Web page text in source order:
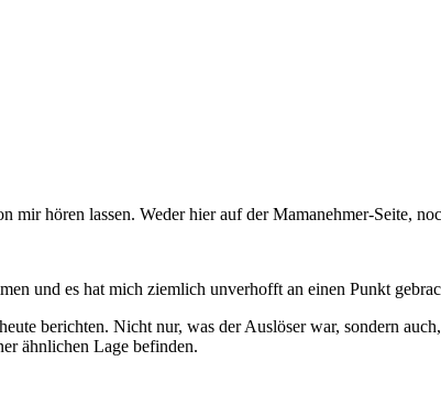
mir hören lassen. Weder hier auf der Mamanehmer-Seite,
und es hat mich ziemlich unverhofft an einen Punkt
berichten. Nicht nur, was der Auslöser war, sondern
ähnlichen Lage befinden.